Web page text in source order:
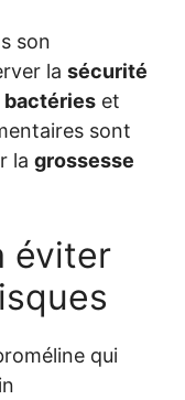
son
la sécurité
bactéries et
sont
la grossesse
éviter
qui